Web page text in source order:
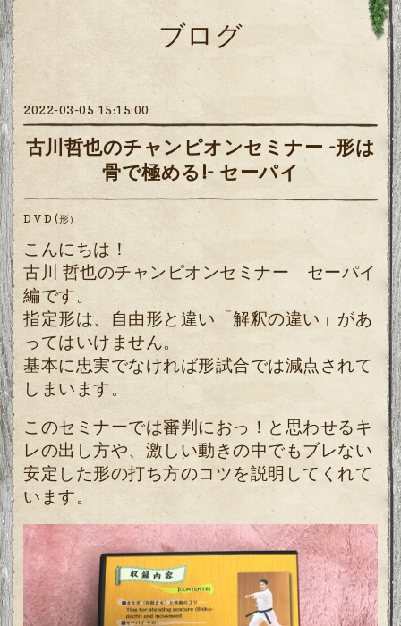
ブログ
2022-03-05 15:15:00
古川哲也のチャンピオンセミナー -形は
骨で極める!- セーパイ
D V D (形）
こんにちは！
古川 哲也のチャンピオンセミナー セーパイ
編です。
指定形は、自由形と違い「解釈の違い」があ
ってはいけません。
基本に忠実でなければ形試合では減点されて
しまいます。
このセミナーでは審判におっ！と思わせるキ
レの出し方や、激しい動きの中でもブレない
安定した形の打ち方のコツを説明してくれて
います。